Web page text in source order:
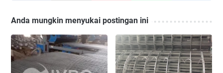
Anda mungkin menyukai postingan ini